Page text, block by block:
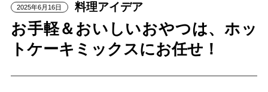
2025年6月16日 料理アイデア
お手軽＆おいしいおやつは、ホッ
トケーキミックスにお任せ！